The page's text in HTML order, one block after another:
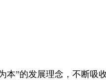
本”的发展理念，不断吸